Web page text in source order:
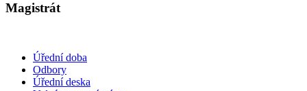
Magistrát
Úřední doba
Odbory
Úřední deska